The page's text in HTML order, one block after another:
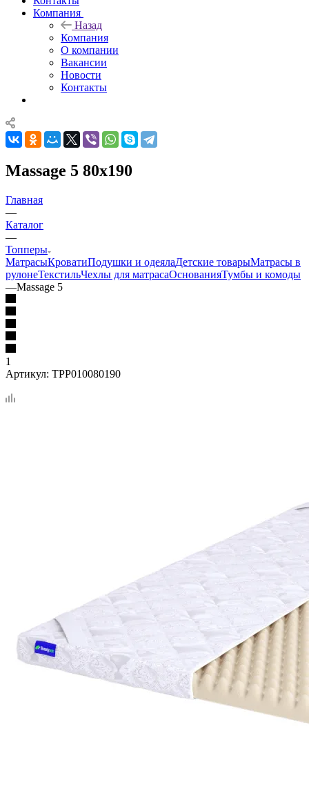
Компания
Назад
Компания
О компании
Вакансии
Новости
Контакты
Massage 5 80x190
Главная
—
Каталог
—
Топперы
МатрасыКроватиПодушки и одеялаДетские товарыМатрасы в
рулонеТекстильЧехлы для матрасаОснованияТумбы и комоды
—Massage 5
1
Артикул: TPP010080190